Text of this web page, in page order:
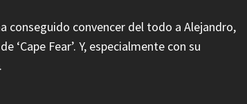
conseguido convencer del todo a Alejandro,
Fear’. Y, especialmente con su